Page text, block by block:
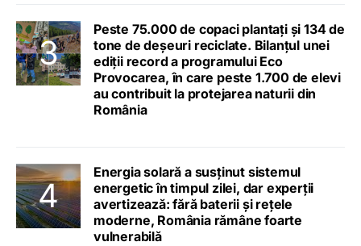
Peste 75.000 de copaci plantați și 134 de
tone de deșeuri reciclate. Bilanțul unei
ediții record a programului Eco
Provocarea, în care peste 1.700 de elevi
au contribuit la protejarea naturii din
România
Energia solară a susținut sistemul
energetic în timpul zilei, dar experții
avertizează: fără baterii și rețele
moderne, România rămâne foarte
vulnerabilă